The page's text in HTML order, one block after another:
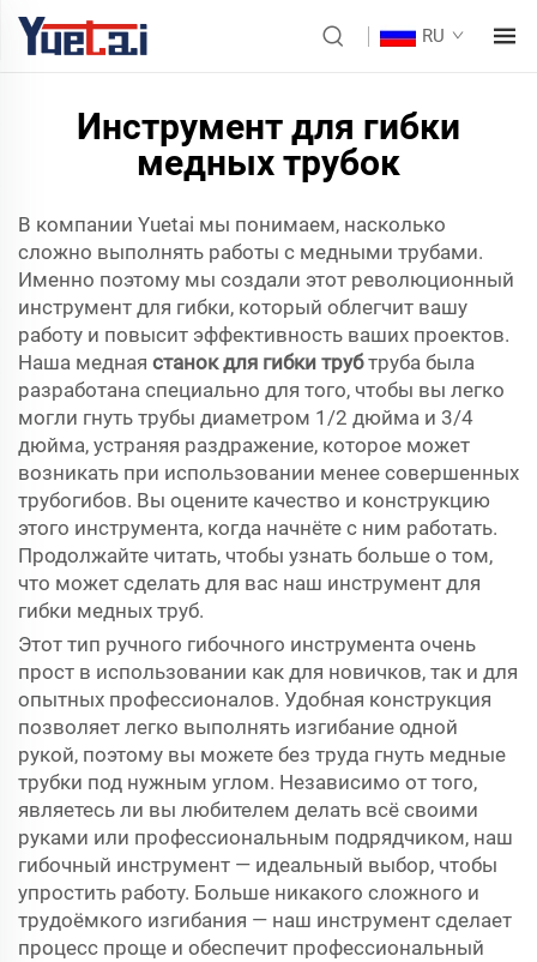
RU
Инструмент для гибки
медных трубок
В компании Yuetai мы понимаем, насколько
сложно выполнять работы с медными трубами.
Именно поэтому мы создали этот революционный
инструмент для гибки, который облегчит вашу
работу и повысит эффективность ваших проектов.
Наша медная станок для гибки трубтруба была
разработана специально для того, чтобы вы легко
могли гнуть трубы диаметром 1/2 дюйма и 3/4
дюйма, устраняя раздражение, которое может
возникать при использовании менее совершенных
трубогибов. Вы оцените качество и конструкцию
этого инструмента, когда начнёте с ним работать.
Продолжайте читать, чтобы узнать больше о том,
что может сделать для вас наш инструмент для
гибки медных труб.
Этот тип ручного гибочного инструмента очень
прост в использовании как для новичков, так и для
опытных профессионалов. Удобная конструкция
позволяет легко выполнять изгибание одной
рукой, поэтому вы можете без труда гнуть медные
трубки под нужным углом. Независимо от того,
являетесь ли вы любителем делать всё своими
руками или профессиональным подрядчиком, наш
гибочный инструмент — идеальный выбор, чтобы
упростить работу. Больше никакого сложного и
трудоёмкого изгибания — наш инструмент сделает
процесс проще и обеспечит профессиональный